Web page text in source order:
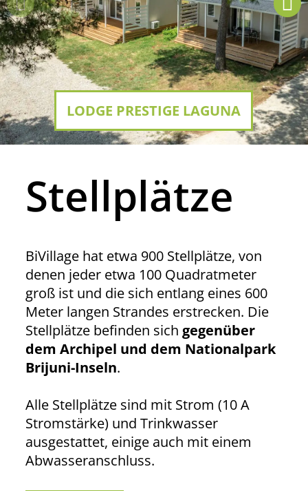
LODGE PRESTIGE LAGUNA
Stellplätze
BiVillage hat etwa 900 Stellplätze, von
denen jeder etwa 100 Quadratmeter
groß ist und die sich entlang eines 600
Meter langen Strandes erstrecken. Die
Stellplätze befinden sich gegenüber
dem Archipel und dem Nationalpark
Brijuni-Inseln.
Alle Stellplätze sind mit Strom (10 A
Stromstärke) und Trinkwasser
ausgestattet, einige auch mit einem
Abwasseranschluss.